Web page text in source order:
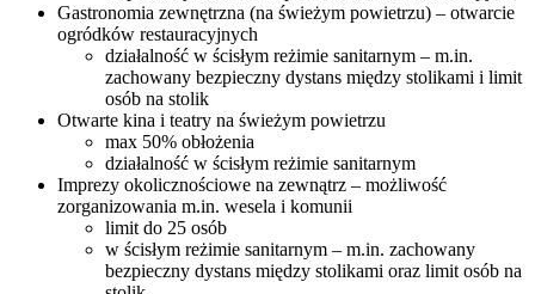
Gastronomia zewnętrzna (na świeżym powietrzu) – otwarcie
ogródków restauracyjnych
działalność w ścisłym reżimie sanitarnym – m.in.
zachowany bezpieczny dystans między stolikami i limit
osób na stolik
Otwarte kina i teatry na świeżym powietrzu
max 50% obłożenia
działalność w ścisłym reżimie sanitarnym
Imprezy okolicznościowe na zewnątrz – możliwość
zorganizowania m.in. wesela i komunii
limit do 25 osób
w ścisłym reżimie sanitarnym – m.in. zachowany
bezpieczny dystans między stolikami oraz limit osób na